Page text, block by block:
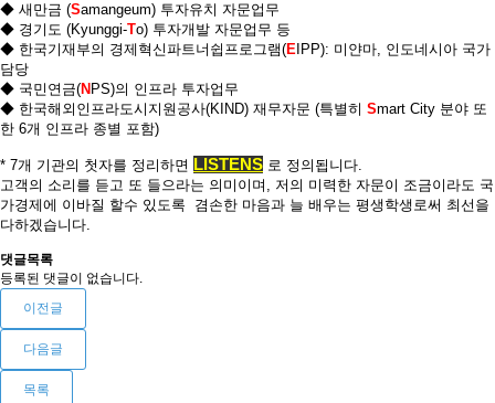
◆ 새만금 (Samangeum) 투자유치 자문업무
◆ 경기도 (Kyunggi-To) 투자개발 자문업무 등
◆ 한국기재부의 경제혁신파트너쉽프로그램(E IPP): 미얀마, 인도네시아 국가
담당
◆ 국민연금(N PS)의 인프라 투자업무
◆ 한국해외인프라도시지원공사(KIND) 재무자문 (특별히 Smart City 분야 또
한 6개 인프라 종별 포함)
* 7개 기관의 첫자를 정리하면 LISTENS 로 정의됩니다.
고객의 소리를 듣고 또 들으라는 의미이며, 저의 미력한 자문이 조금이라도 국
가경제에 이바질 할수 있도록 겸손한 마음과 늘 배우는 평생학생로써 최선을
다하겠습니다.
댓글목록
등록된 댓글이 없습니다.
이전글
다음글
목록